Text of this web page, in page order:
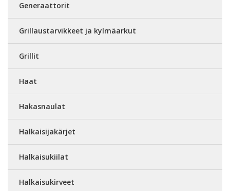
Generaattorit
Grillaustarvikkeet ja kylmäarkut
Grillit
Haat
Hakasnaulat
Halkaisijakärjet
Halkaisukiilat
Halkaisukirveet